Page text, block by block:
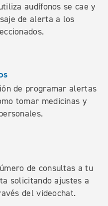
audífonos se cae y
de alerta a los
de programar alertas
tomar medicinas y
de consultas a tu
solicitando ajustes a
del videochat.